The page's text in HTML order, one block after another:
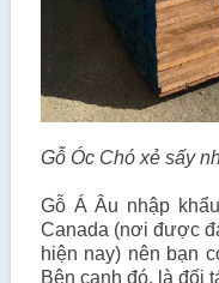
Gỗ Óc Chó xẻ sấy
Gỗ Á Âu nhập
Canada (nơi được
hiện nay) nên bạn
Bên cạnh đó, là đối